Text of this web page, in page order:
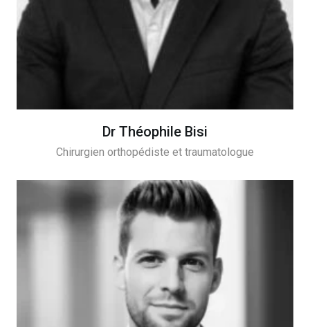
Dr Théophile Bisi
Chirurgien orthopédiste et traumatologue